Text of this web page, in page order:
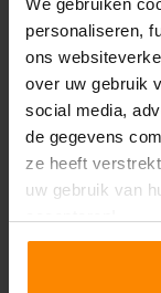
We gebruiken
personaliseren,
ons
over uw gebruik
social media,
de gegevens
ze heeft
uw gebruik van